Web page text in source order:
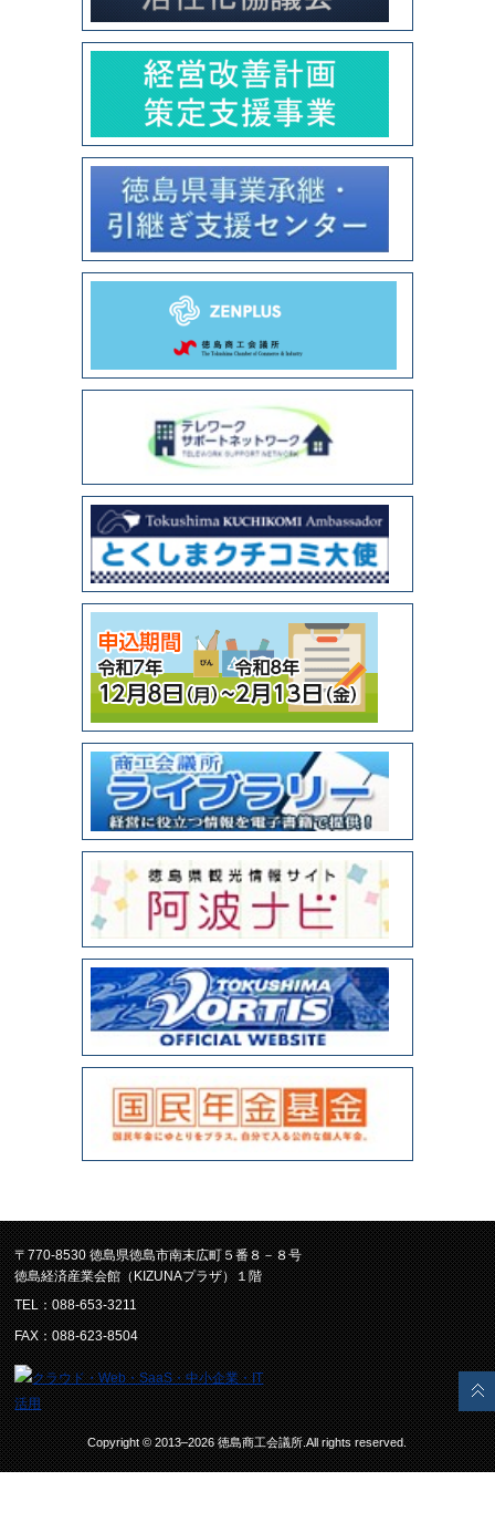
〒770-8530 徳島県徳島市南末広町５番８－８号
徳島経済産業会館（KIZUNAプラザ）１階
TEL：088-653-3211
FAX：088-623-8504
Copyright © 2013–2026 徳島商工会議所.All rights reserved.